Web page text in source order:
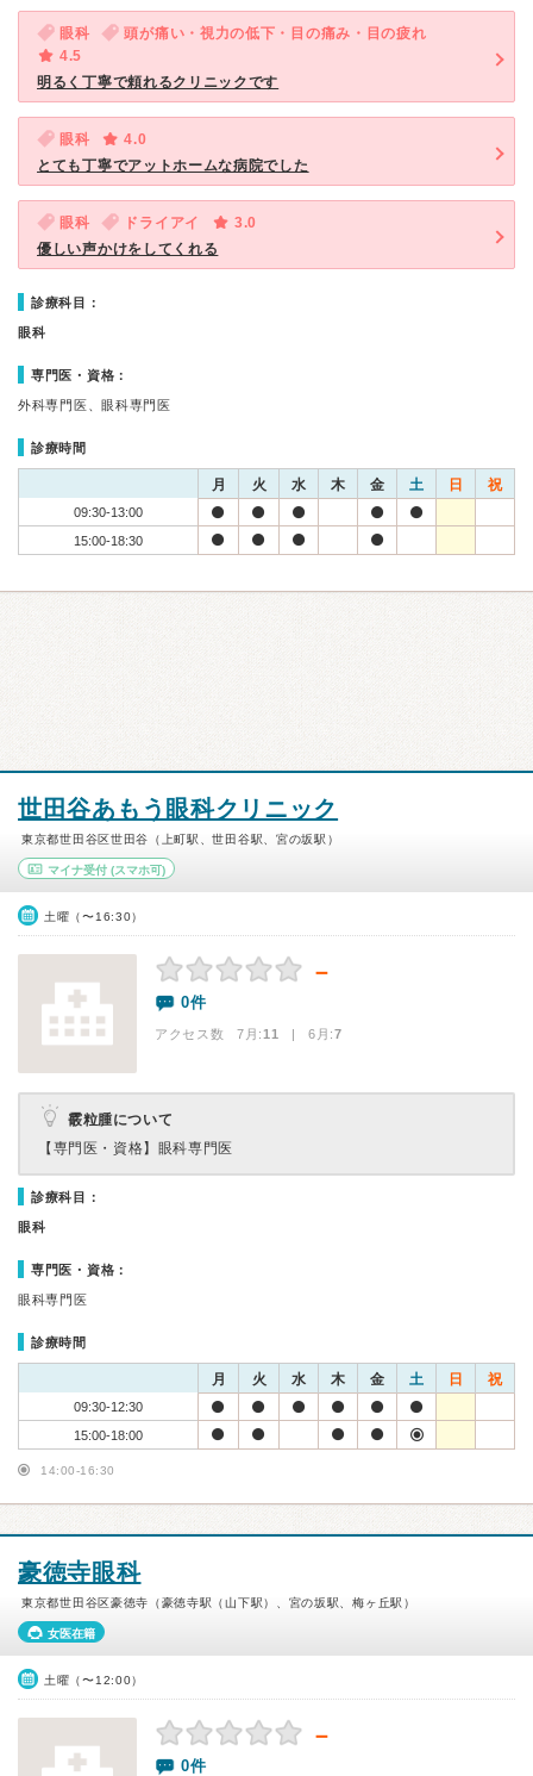
眼科
頭が痛い・視力の低下・目の痛み・目の疲れ
4.5
明るく丁寧で頼れるクリニックです
眼科
4.0
とても丁寧でアットホームな病院でした
眼科 ドライアイ
3.0
優しい声かけをしてくれる
診療科目：
眼科
専門医・資格：
外科専門医、眼科専門医
診療時間
月 火 水 木 金 土 日 祝
09:30-13:00
15:00-18:30
世田谷あもう眼科クリニック
東京都世田谷区世田谷（上町駅、世田谷駅、宮の坂駅）
マイナ受付 (スマホ可)
土曜（〜16:30）
－
0件
アクセス数 7月:11 | 6月:7
霰粒腫について
【専門医・資格】 眼科専門医
診療科目：
眼科
専門医・資格：
眼科専門医
診療時間
月 火 水 木 金 土 日 祝
09:30-12:30
15:00-18:00
14:00-16:30
豪徳寺眼科
東京都世田谷区豪徳寺（豪徳寺駅（山下駅）、宮の坂駅、梅ヶ丘駅）
女医在籍
土曜（〜12:00）
－
0件